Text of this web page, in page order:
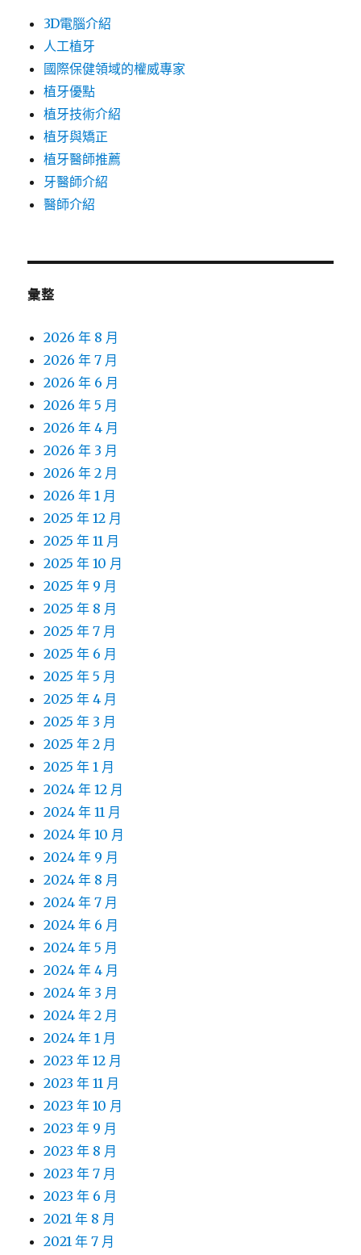
3D電腦介紹
人工植牙
國際保健領域的權威專家
植牙優點
植牙技術介紹
植牙與矯正
植牙醫師推薦
牙醫師介紹
醫師介紹
彙整
2026 年 8 月
2026 年 7 月
2026 年 6 月
2026 年 5 月
2026 年 4 月
2026 年 3 月
2026 年 2 月
2026 年 1 月
2025 年 12 月
2025 年 11 月
2025 年 10 月
2025 年 9 月
2025 年 8 月
2025 年 7 月
2025 年 6 月
2025 年 5 月
2025 年 4 月
2025 年 3 月
2025 年 2 月
2025 年 1 月
2024 年 12 月
2024 年 11 月
2024 年 10 月
2024 年 9 月
2024 年 8 月
2024 年 7 月
2024 年 6 月
2024 年 5 月
2024 年 4 月
2024 年 3 月
2024 年 2 月
2024 年 1 月
2023 年 12 月
2023 年 11 月
2023 年 10 月
2023 年 9 月
2023 年 8 月
2023 年 7 月
2023 年 6 月
2021 年 8 月
2021 年 7 月